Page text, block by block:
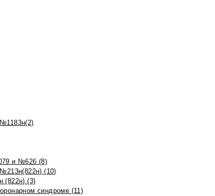
и №626 (8)
(10)
(822н) (3)
синдроме (11)